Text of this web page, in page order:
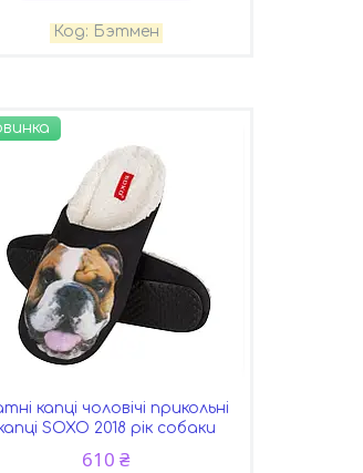
Бэтмен
капці чоловічі прикольні
SOXO 2018 рік собаки
610 ₴